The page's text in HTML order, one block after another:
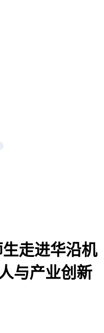
走进华沿机
与产业创新